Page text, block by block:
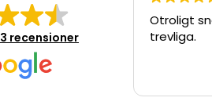
3 recensioner
Otroligt
trevliga.